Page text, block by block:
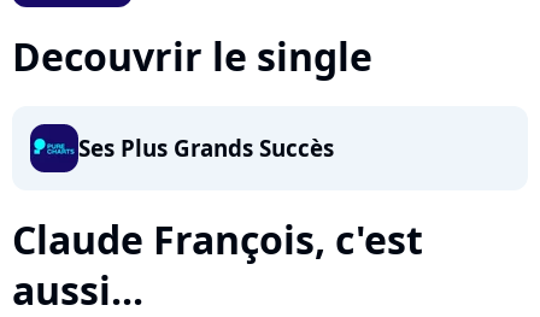
Decouvrir le single
Ses Plus Grands Succès
Claude François, c'est
aussi...